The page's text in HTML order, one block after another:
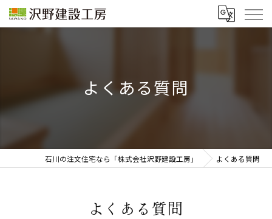
よくある質問
石川の注文住宅なら「株式会社沢野建設工房」 よくある質問
よくある質問